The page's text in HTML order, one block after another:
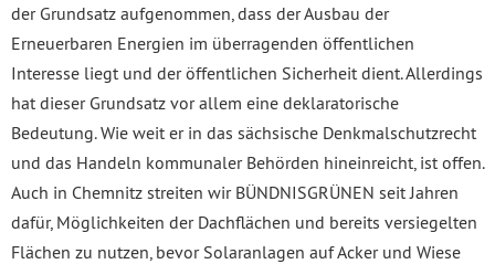
der Grundsatz aufgenommen, dass der Ausbau der
Erneuerbaren Energien im überragenden öffentlichen
Interesse liegt und der öffentlichen Sicherheit dient. Allerdings
hat dieser Grundsatz vor allem eine deklaratorische
Bedeutung. Wie weit er in das sächsische Denkmalschutzrecht
und das Handeln kommunaler Behörden hineinreicht, ist offen.
Auch in Chemnitz streiten wir BÜNDNISGRÜNEN seit Jahren
dafür, Möglichkeiten der Dachflächen und bereits versiegelten
Flächen zu nutzen, bevor Solaranlagen auf Acker und Wiese